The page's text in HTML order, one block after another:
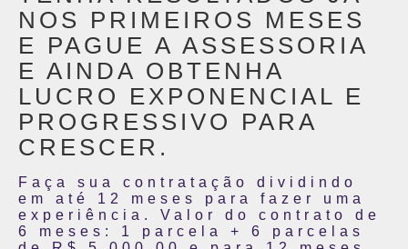
NOS PRIMEIROS MESES
E PAGUE A ASSESSORIA
E AINDA OBTENHA
LUCRO EXPONENCIAL E
PROGRESSIVO PARA
CRESCER.
Faça sua contratação dividindo
em até 12 meses para fazer uma
experiência. Valor do contrato de
6 meses: 1 parcela + 6 parcelas